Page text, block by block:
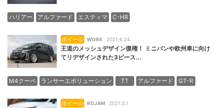
ハリアー アルファード エスティマ C-HR
ホイール WORK 2021.6.24
王道のメッシュデザイン復権！ ミニバンや欧州車に向け
てリデザインされた3ピース...
M4クーペ ランサーエボリューション TT アルファード GT-R
ホイール ROJAM 2021.5.1